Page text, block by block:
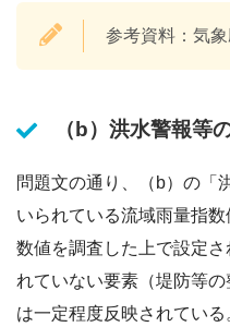
参考資料：気象
（b）洪水警報等
問題文の通り、（b）の「
いられている流域雨量指
数値を調査した上で設定
れていない要素（堤防等
は一定程度反映されている